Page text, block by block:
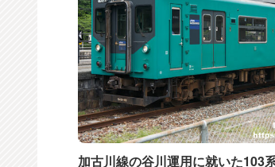
加古川線の谷川運用に就いた103